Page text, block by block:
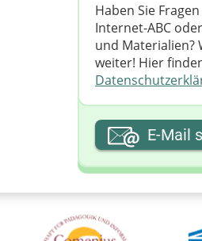
Haben Sie
Internet-ABC
und Materialien?
weiter! ​Hier
Ihre E-Mail-
Ihre Nachricht
E-Mail